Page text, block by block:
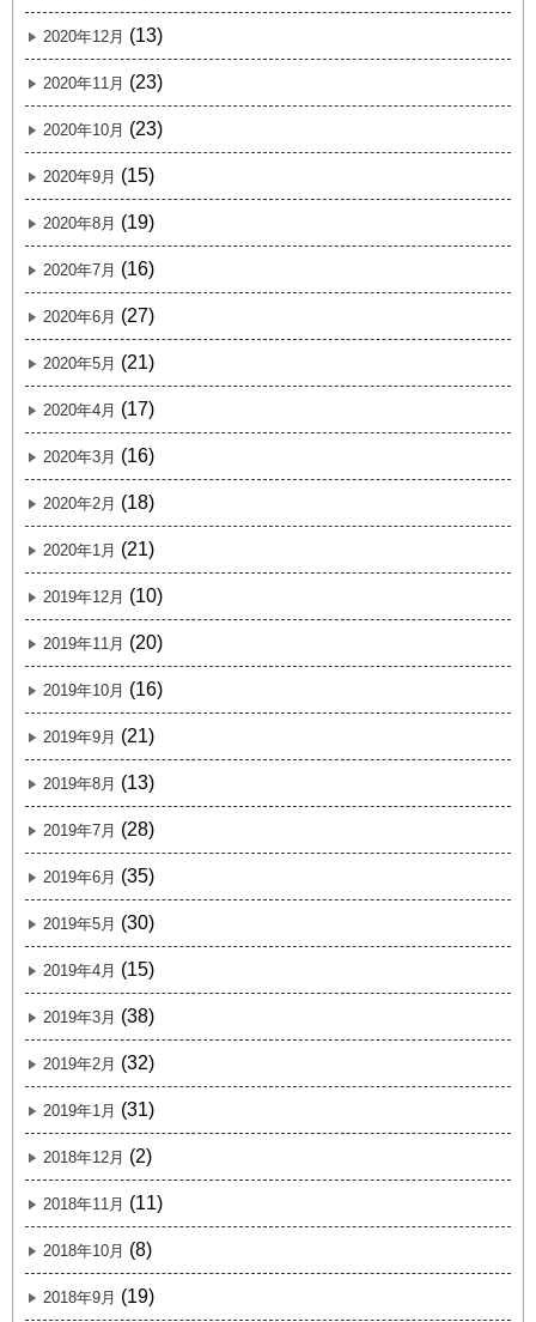
2020年12月 (13)
2020年11月 (23)
2020年10月 (23)
2020年9月 (15)
2020年8月 (19)
2020年7月 (16)
2020年6月 (27)
2020年5月 (21)
2020年4月 (17)
2020年3月 (16)
2020年2月 (18)
2020年1月 (21)
2019年12月 (10)
2019年11月 (20)
2019年10月 (16)
2019年9月 (21)
2019年8月 (13)
2019年7月 (28)
2019年6月 (35)
2019年5月 (30)
2019年4月 (15)
2019年3月 (38)
2019年2月 (32)
2019年1月 (31)
2018年12月 (2)
2018年11月 (11)
2018年10月 (8)
2018年9月 (19)